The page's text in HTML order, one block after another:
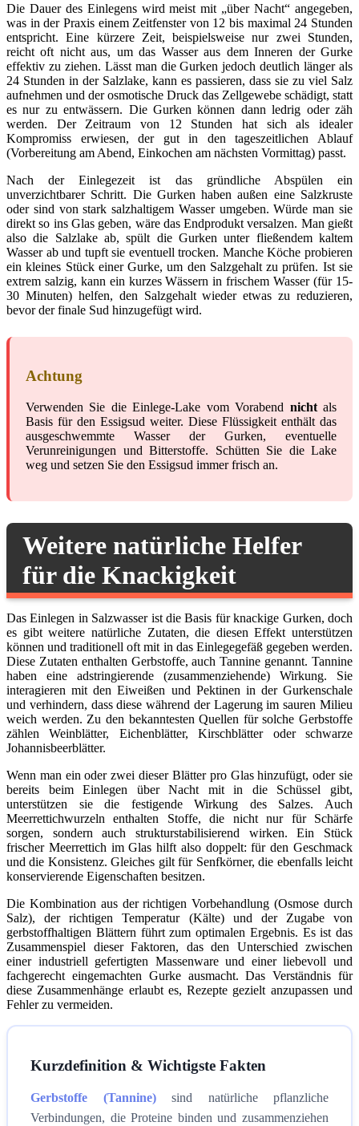
Die Dauer des Einlegens wird meist mit „über Nacht“ angegeben,
was in der Praxis einem Zeitfenster von 12 bis maximal 24 Stunden
entspricht. Eine kürzere Zeit, beispielsweise nur zwei Stunden,
reicht oft nicht aus, um das Wasser aus dem Inneren der Gurke
effektiv zu ziehen. Lässt man die Gurken jedoch deutlich länger als
24 Stunden in der Salzlake, kann es passieren, dass sie zu viel Salz
aufnehmen und der osmotische Druck das Zellgewebe schädigt, statt
es nur zu entwässern. Die Gurken können dann ledrig oder zäh
werden. Der Zeitraum von 12 Stunden hat sich als idealer
Kompromiss erwiesen, der gut in den tageszeitlichen Ablauf
(Vorbereitung am Abend, Einkochen am nächsten Vormittag) passt.
Nach der Einlegezeit ist das gründliche Abspülen ein
unverzichtbarer Schritt. Die Gurken haben außen eine Salzkruste
oder sind von stark salzhaltigem Wasser umgeben. Würde man sie
direkt so ins Glas geben, wäre das Endprodukt versalzen. Man gießt
also die Salzlake ab, spült die Gurken unter fließendem kaltem
Wasser ab und tupft sie eventuell trocken. Manche Köche probieren
ein kleines Stück einer Gurke, um den Salzgehalt zu prüfen. Ist sie
extrem salzig, kann ein kurzes Wässern in frischem Wasser (für 15-
30 Minuten) helfen, den Salzgehalt wieder etwas zu reduzieren,
bevor der finale Sud hinzugefügt wird.
Achtung
Verwenden Sie die Einlege-Lake vom Vorabend nichtals
Basis für den Essigsud weiter. Diese Flüssigkeit enthält das
ausgeschwemmte Wasser der Gurken, eventuelle
Verunreinigungen und Bitterstoffe. Schütten Sie die Lake
weg und setzen Sie den Essigsud immer frisch an.
Weitere natürliche Helfer
für die Knackigkeit
Das Einlegen in Salzwasser ist die Basis für knackige Gurken, doch
es gibt weitere natürliche Zutaten, die diesen Effekt unterstützen
können und traditionell oft mit in das Einlegegefäß gegeben werden.
Diese Zutaten enthalten Gerbstoffe, auch Tannine genannt. Tannine
haben eine adstringierende (zusammenziehende) Wirkung. Sie
interagieren mit den Eiweißen und Pektinen in der Gurkenschale
und verhindern, dass diese während der Lagerung im sauren Milieu
weich werden. Zu den bekanntesten Quellen für solche Gerbstoffe
zählen Weinblätter, Eichenblätter, Kirschblätter oder schwarze
Johannisbeerblätter.
Wenn man ein oder zwei dieser Blätter pro Glas hinzufügt, oder sie
bereits beim Einlegen über Nacht mit in die Schüssel gibt,
unterstützen sie die festigende Wirkung des Salzes. Auch
Meerrettichwurzeln enthalten Stoffe, die nicht nur für Schärfe
sorgen, sondern auch strukturstabilisierend wirken. Ein Stück
frischer Meerrettich im Glas hilft also doppelt: für den Geschmack
und die Konsistenz. Gleiches gilt für Senfkörner, die ebenfalls leicht
konservierende Eigenschaften besitzen.
Die Kombination aus der richtigen Vorbehandlung (Osmose durch
Salz), der richtigen Temperatur (Kälte) und der Zugabe von
gerbstoffhaltigen Blättern führt zum optimalen Ergebnis. Es ist das
Zusammenspiel dieser Faktoren, das den Unterschied zwischen
einer industriell gefertigten Massenware und einer liebevoll und
fachgerecht eingemachten Gurke ausmacht. Das Verständnis für
diese Zusammenhänge erlaubt es, Rezepte gezielt anzupassen und
Fehler zu vermeiden.
Kurzdefinition & Wichtigste Fakten
Gerbstoffe (Tannine)sind natürliche pflanzliche
Verbindungen, die Proteine binden und zusammenziehen